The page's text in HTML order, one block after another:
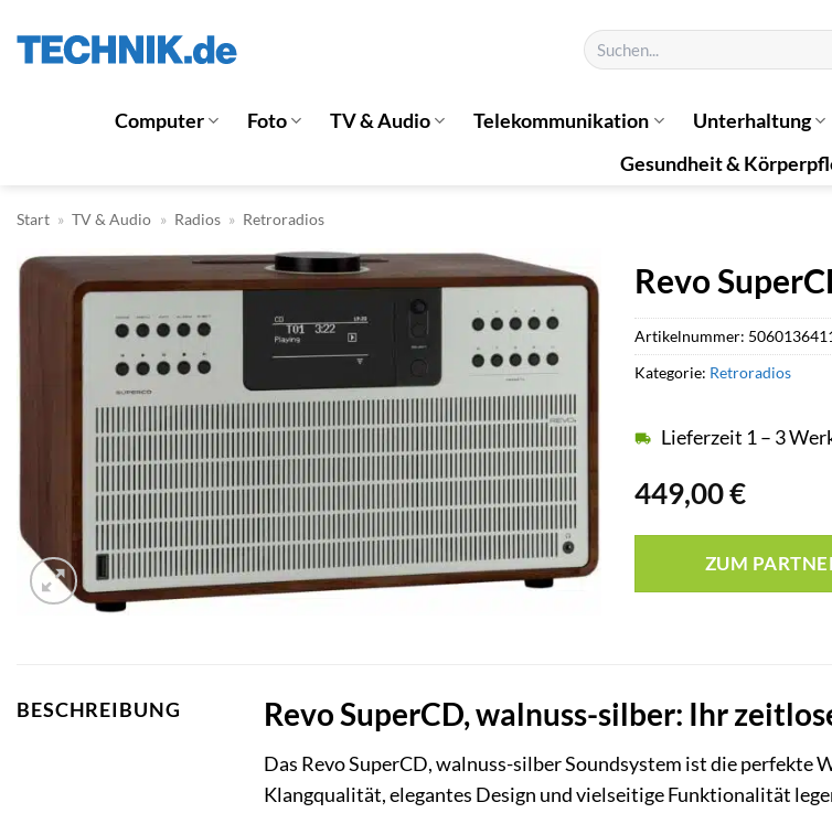
Inhalt
Suchen
nach:
Computer Foto TV & Audio Telekommunikation Unterhaltung
Gesundheit &
Start » TV & Audio » Radios » Retroradios
Revo
449,00€
Lieferzeit 1 – 3
ZUM
Artikelnummer:
Kategorie: Retroradios
BESCHREIBUNG Revo SuperCD, walnuss-silber: Ihr
Das Revo SuperCD, walnuss-silber Soundsystem ist die
Klangqualität, elegantes Design und vielseitige Funktionalität